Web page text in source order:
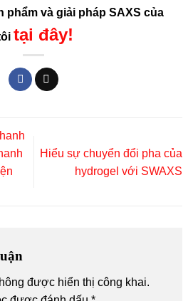
phẩm và giải pháp SAXS của
tại đây!
Hiểu sự chuyển đổi pha của
hydrogel với SWAXS
được hiển thị công khai.